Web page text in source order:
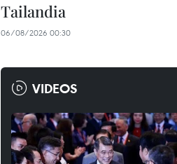
Tailandia
06/08/2026 00:30
VIDEOS